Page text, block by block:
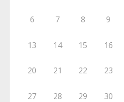
6 7 8 9
13 14 15 16
20 21 22 23
27 28 29 30